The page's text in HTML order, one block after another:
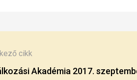
cikk
Akadémia 2017.